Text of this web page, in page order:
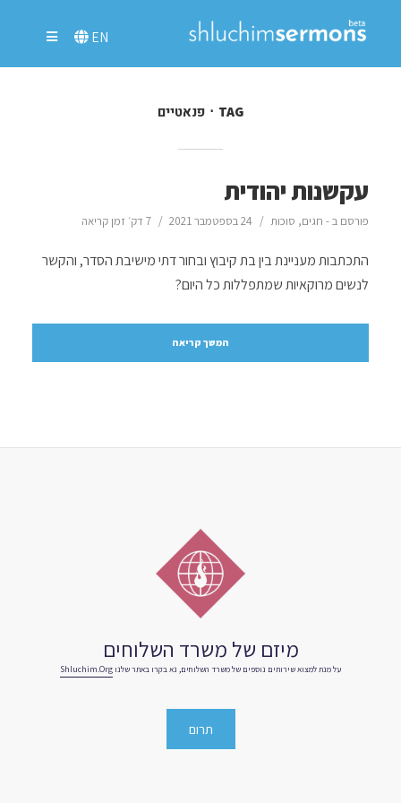
EN
TAG פנאטיים
עקשנות יהודית
פורסם ב - חגים, סוכות 24 בספטמבר 2021 7 דק׳ זמן קריאה
התכתבות מעניינת בין בת קיבוץ ובחור דתי מישיבת הסדר, והקשר
לנשים מרוקאיות שמתפללות כל היום?
המשך קריאה
מיזם של משרד השלוחים
על מנת למצוא שירותים נוספים של משרד השלוחים, נא בקרו באתר שלנו Shluchim.org
תרום